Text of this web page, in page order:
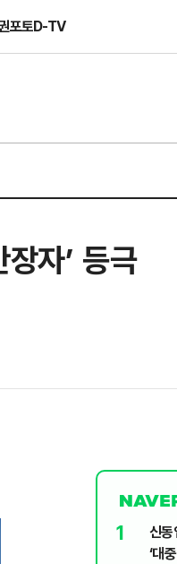
포토D-TV
자’ 등극
6
입추
37